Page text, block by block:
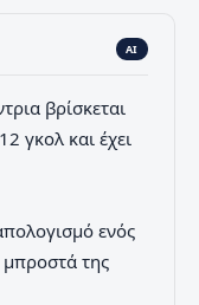
AI
βρίσκεται
γκολ και έχει
ενός
μπροστά της